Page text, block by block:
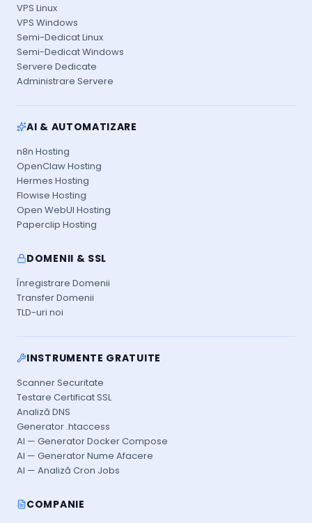
VPS Linux
VPS Windows
Semi-Dedicat Linux
Semi-Dedicat Windows
Servere Dedicate
Administrare Servere
AI & AUTOMATIZARE
n8n Hosting
OpenClaw Hosting
Hermes Hosting
Flowise Hosting
Open WebUI Hosting
Paperclip Hosting
DOMENII & SSL
Înregistrare Domenii
Transfer Domenii
TLD-uri noi
INSTRUMENTE GRATUITE
Scanner Securitate
Testare Certificat SSL
Analiză DNS
Generator .htaccess
AI — Generator Docker Compose
AI — Generator Nume Afacere
AI — Analiză Cron Jobs
COMPANIE